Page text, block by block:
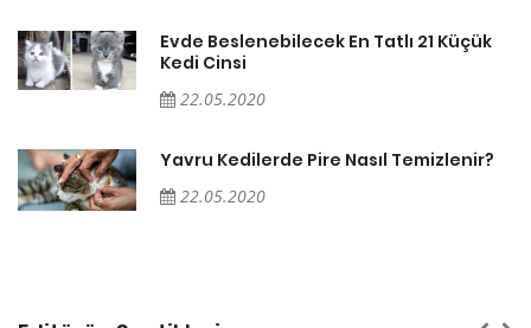
Evde Beslenebilecek En Tatlı 21 Küçük
Kedi Cinsi
22.05.2020
Yavru Kedilerde Pire Nasıl Temizlenir?
22.05.2020